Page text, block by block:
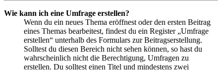
Wie kann ich eine Umfrage erstellen?
Wenn du ein neues Thema eröffnest oder den ersten Beitrag
eines Themas bearbeitest, findest du ein Register „Umfrage
erstellen“ unterhalb des Formulars zur Beitragserstellung.
Solltest du diesen Bereich nicht sehen können, so hast du
wahrscheinlich nicht die Berechtigung, Umfragen zu
erstellen. Du solltest einen Titel und mindestens zwei